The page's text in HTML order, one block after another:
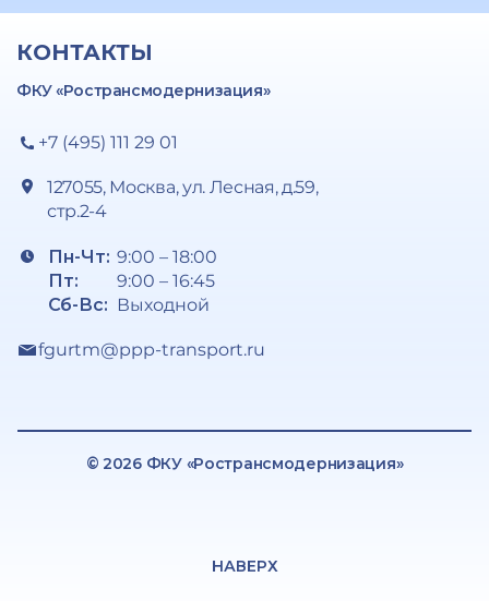
КОНТАКТЫ
ФКУ «Ространсмодернизация»
+7 (495) 111 29 01
127055, Москва, ул. Лесная, д.59,
стр.2-4
Пн-Чт:
Пт:
Сб-Вс:
9:00 – 18:00
9:00 – 16:45
Выходной
fgurtm@ppp-transport.ru
© 2026 ФКУ «Ространсмодернизация»
НАВЕРХ